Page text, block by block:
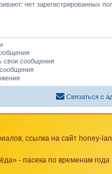
нет зарегистрированных
свои сообщения
Связаться с
ссылка на сайт honey-
- пасека по временам года